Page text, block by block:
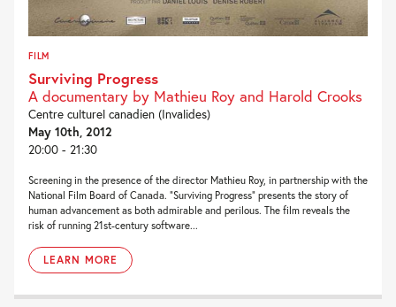
FILM
Surviving Progress
A documentary by Mathieu Roy and Harold Crooks
Centre culturel canadien (Invalides)
May 10th, 2012
20:00 - 21:30
Screening in the presence of the director Mathieu Roy, in partnership with the
National Film Board of Canada. “Surviving Progress” presents the story of
human advancement as both admirable and perilous. The film reveals the
risk of running 21st-century software...
LEARN MORE